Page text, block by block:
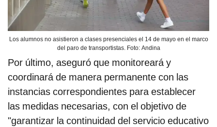
Los alumnos no asistieron a clases presenciales el 14 de mayo en el marco
del paro de transportistas. Foto: Andina
Por último, aseguró que monitoreará y
coordinará de manera permanente con las
instancias correspondientes para establecer
las medidas necesarias, con el objetivo de
"garantizar la continuidad del servicio educativo